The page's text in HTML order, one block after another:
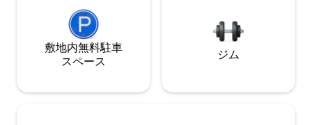
敷地内無料駐⁠車
ス⁠ペ⁠ー⁠ス
ジム